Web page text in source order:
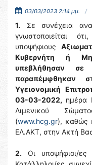
03/03/2023 2:14 μμ.
1. Σε συνέχεια
γνωστοποιείται
υποψήφιους
Κυβερνήτη ή
υπεβλήθησαν σε
παραπέμφθηκαν
Υγειονομική
03-03-2022, ημέρα
Λιμενικού
(www.hcg.gr), καθώς
ΕΛ.ΑΚΤ, στην Ακτή
2. Οι υποψήφιοι/ες